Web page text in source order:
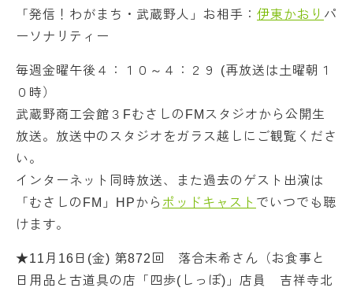
「発信！わがまち・武蔵野人」お相手： 伊東かおり パ
ーソナリティー
毎週金曜午後４：１０～４：２９ (再放送は土曜朝１
０時）
武蔵野商工会館３FむさしのFMスタジオから公開生
放送。放送中のスタジオをガラス越しにご観覧くださ
い。
インターネット同時放送、また過去のゲスト出演は
「むさしのFM」HPから ポッドキャスト でいつでも聴
けます。
★11月16日(金) 第872回 落合未希さん（お食事と
日用品と古道具の店「四歩(しっぽ)」店員 吉祥寺北